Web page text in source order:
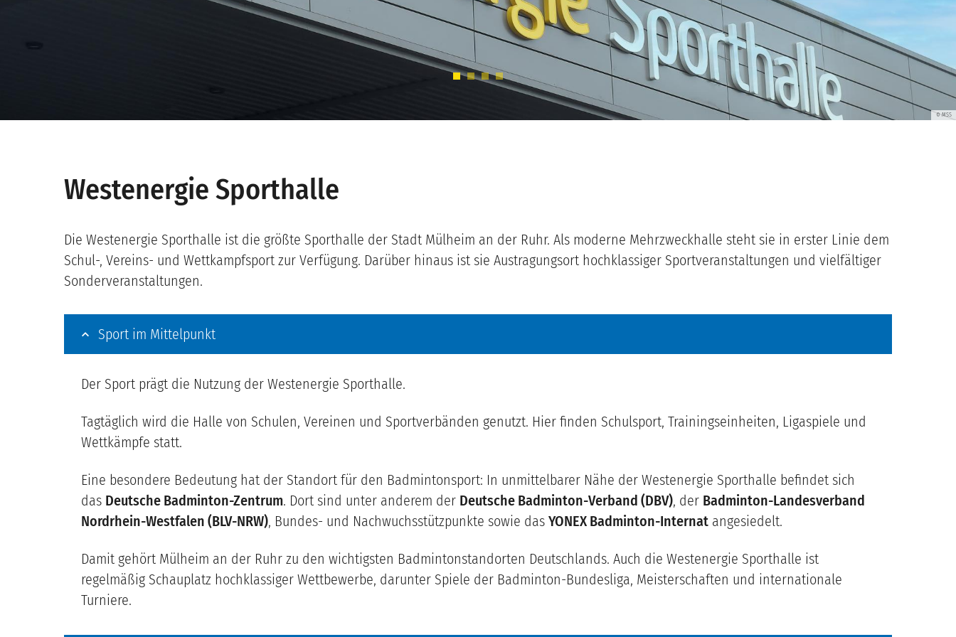
©MSS
©MSS
©MSS
©MSS
Westenergie Sporthalle
Die Westenergie Sporthalle ist die größte Sporthalle der Stadt Mülheim an der Ruhr. Als moderne Mehrzweckhalle steht sie in erster Linie dem
Schul-, Vereins- und Wettkampfsport zur Verfügung. Darüber hinaus ist sie Austragungsort hochklassiger Sportveranstaltungen und vielfältiger
Sonderveranstaltungen.
Sport im Mittelpunkt
Der Sport prägt die Nutzung der Westenergie Sporthalle.
Tagtäglich wird die Halle von Schulen, Vereinen und Sportverbänden genutzt. Hier finden Schulsport, Trainingseinheiten, Ligaspiele und
Wettkämpfe statt.
Eine besondere Bedeutung hat der Standort für den Badmintonsport: In unmittelbarer Nähe der Westenergie Sporthalle befindet sich
das Deutsche Badminton-Zentrum. Dort sind unter anderem der Deutsche Badminton-Verband (DBV), der Badminton-Landesverband
Nordrhein-Westfalen (BLV-NRW), Bundes- und Nachwuchsstützpunkte sowie das YONEX Badminton-Internat angesiedelt.
Damit gehört Mülheim an der Ruhr zu den wichtigsten Badmintonstandorten Deutschlands. Auch die Westenergie Sporthalle ist
regelmäßig Schauplatz hochklassiger Wettbewerbe, darunter Spiele der Badminton-Bundesliga, Meisterschaften und internationale
Turniere.